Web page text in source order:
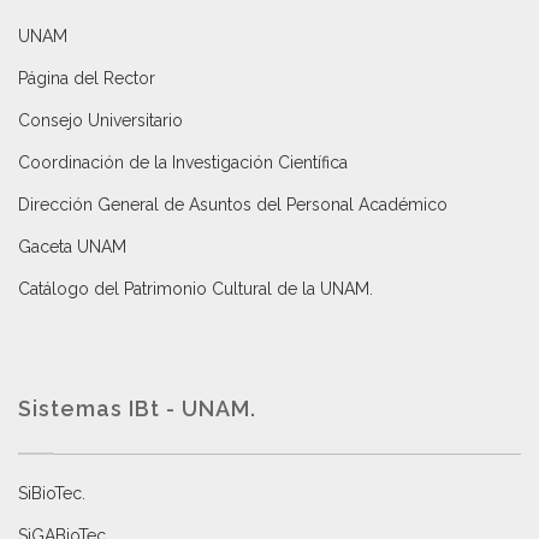
UNAM
Página del Rector
Consejo Universitario
Coordinación de la Investigación Científica
Dirección General de Asuntos del Personal Académico
Gaceta UNAM
Catálogo del Patrimonio Cultural de la UNAM.
Sistemas IBt - UNAM.
SiBioTec
SiGABioTec.